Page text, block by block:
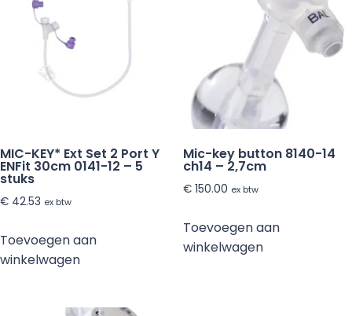
MIC-KEY* Ext Set 2 Port Y
ENFit 30cm 0141-12 – 5
stuks
€ 42.53 ex btw
Toevoegen aan
winkelwagen
Mic-key button 8140-14
ch14 – 2,7cm
€150.00 ex btw
Toevoegen aan
winkelwagen